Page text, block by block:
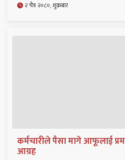
२ चैत्र २०८०, शुक्रबार
कर्मचारीले पैसा मागे आफूलाई
आग्रह